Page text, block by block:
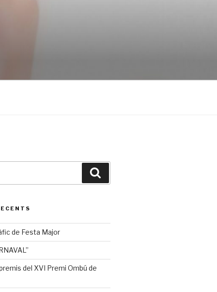
de Festa Major
del XVI Premi Ombú de